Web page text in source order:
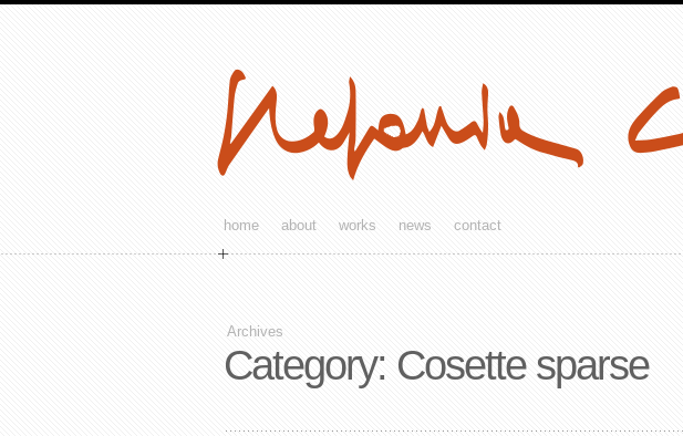
home about works news contact
Archives
Category: Cosette sparse